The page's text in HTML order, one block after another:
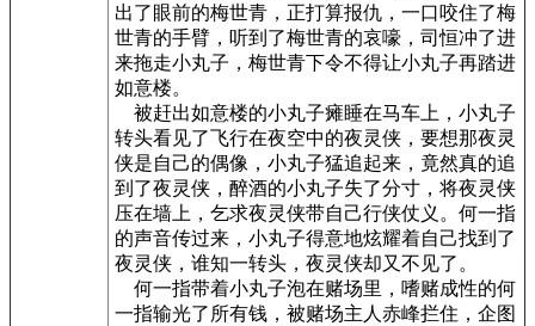
出了眼前的梅世青，正打算报仇，一口咬住了梅
世青的手臂，听到了梅世青的哀嚎，司恒冲了进
来拖走小丸子，梅世青下令不得让小丸子再踏进
如意楼。
被赶出如意楼的小丸子瘫睡在马车上，小丸子
转头看见了飞行在夜空中的夜灵侠，要想那夜灵
侠是自己的偶像，小丸子猛追起来，竟然真的追
到了夜灵侠，醉酒的小丸子失了分寸，将夜灵侠
压在墙上，乞求夜灵侠带自己行侠仗义。何一指
的声音传过来，小丸子得意地炫耀着自己找到了
夜灵侠，谁知一转头，夜灵侠却又不见了。
何一指带着小丸子泡在赌场里，嗜赌成性的何
一指输光了所有钱，被赌场主人赤峰拦住，企图